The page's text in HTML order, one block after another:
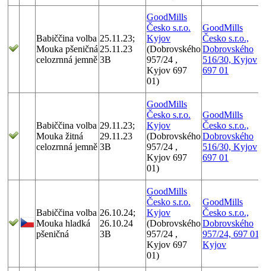
Babiččina volba
Mouka pšeničná
celozrnná jemně
25.11.23;
25.11.23
3B
GoodMills
Česko s.r.o.
Kyjov
(Dobrovského
957/24 ,
Kyjov 697
01)
GoodMills
Česko s.r.o.,
Dobrovského
516/30, Kyjov
697 01
Babiččina volba
Mouka žitná
celozrnná jemně
29.11.23;
29.11.23
3B
GoodMills
Česko s.r.o.
Kyjov
(Dobrovského
957/24 ,
Kyjov 697
01)
GoodMills
Česko s.r.o.,
Dobrovského
516/30, Kyjov
697 01
Babiččina volba
Mouka hladká
pšeničná
26.10.24;
26.10.24
3B
GoodMills
Česko s.r.o.
Kyjov
(Dobrovského
957/24 ,
Kyjov 697
01)
GoodMills
Česko s.r.o.,
Dobrovského
957/24, 697 01
Kyjov